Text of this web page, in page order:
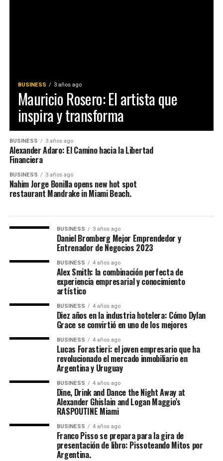
BUSINESS 3 años ago
Mauricio Rosero: El artista que
inspira y transforma
BUSINESS 3 años ago
Alexander Adaro: El Camino hacia la Libertad
Financiera
BUSINESS 3 años ago
Nahim Jorge Bonilla opens new hot spot
restaurant Mandrake in Miami Beach.
BUSINESS 3 años ago
Daniel BrombergMejor Emprendedor y
Entrenador de Negocios 2023
BUSINESS 4 años ago
Alex Smith: la combinación perfecta de
experiencia empresarial y conocimiento
artístico
BUSINESS 4 años ago
Diez años en la industria hotelera: Cómo Dylan
Grace se convirtió en uno de los mejores
BUSINESS 4 años ago
Lucas Forastieri: el joven empresario que ha
revolucionado el mercado inmobiliario en
Argentina y Uruguay
BUSINESS 4 años ago
Dine, Drink and Dance the Night Away at
Alexander Ghislain and Logan Maggio’s
RASPOUTINE Miami
BUSINESS 4 años ago
Franco Pisso se prepara para la gira de
presentación de libro: Pissoteando Mitos por
Argentina.